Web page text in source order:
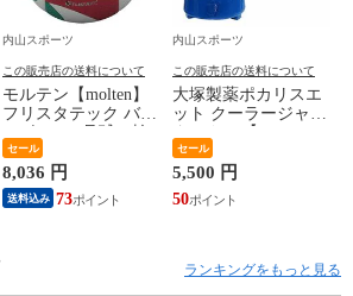
内山スポーツ
この販売店の送料について
モルテン【molten】
フリスタテック バレ
定球）2026年継続モ
デル【国際公認球
V5M5000 ネーム加工
できません】【翌日
セール
8,036 円
送料込み 73
内山スポーツ
この販売店の送料について
大塚製薬ポカリスエ
ット クーラージャグ
13リットル ジャグボ
トル 水分補給】【翌
日配達対象】[自社]
セール
5,500 円
50
ランキングをもっと見る